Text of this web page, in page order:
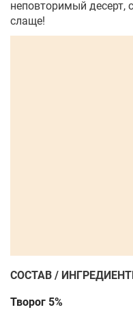
неповторимый десерт,
слаще!
СОСТАВ /
Творог 5%